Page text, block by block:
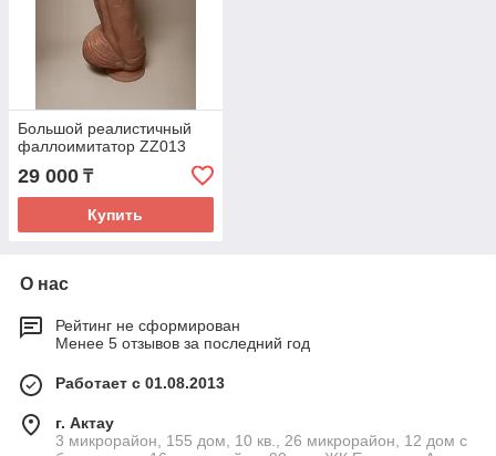
Большой реалистичный
фаллоимитатор ZZ013
29 000 ₸
Купить
О нас
Рейтинг не сформирован
Менее 5 отзывов за последний год
Работает с 01.08.2013
г. Актау
3 микрорайон, 155 дом, 10 кв., 26 микрорайон, 12 дом с